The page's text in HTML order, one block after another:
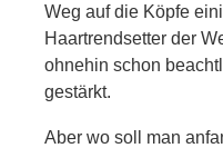
Weg auf die Köpfe
Haartrendsetter der
ohnehin schon
gestärkt.
Aber wo soll man